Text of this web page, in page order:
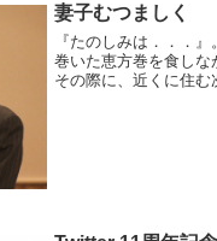
妻子むつましく
『たのしみは．．．
巻いた恵方巻を食しな
その際に、近くに住む